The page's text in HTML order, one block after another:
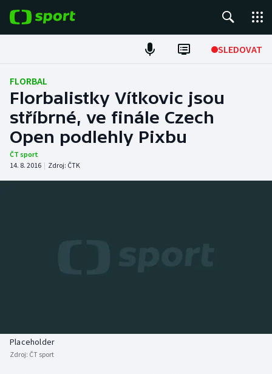
SLEDOVAT
Fotbal
Hokej
Tenis
Atletika
Biatlon
Aplikace ČT sport
FLORBAL
Florbalistky Vítkovic jsou
stříbrné, ve finále Czech
Open podlehly Pixbu
ČT sport
14. 8. 2016 | Zdroj: ČTK
Placeholder
Zdroj: ČT sport